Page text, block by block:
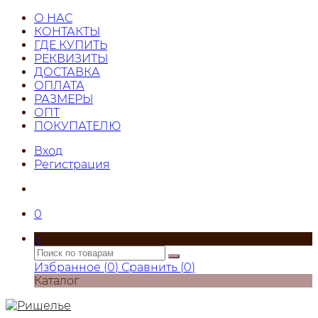
О НАС
КОНТАКТЫ
ГДЕ КУПИТЬ
РЕКВИЗИТЫ
ДОСТАВКА
ОПЛАТА
РАЗМЕРЫ
ОПТ
ПОКУПАТЕЛЮ
Вход
Регистрация
0
×
Избранное (0) Сравнить (0)
Каталог